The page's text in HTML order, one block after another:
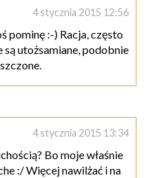
4 stycznia 2015 12:56
pominę :-) Racja, często
są utożsamiane, podobnie
4 stycznia 2015 13:34
Bo moje właśnie
:/ Więcej nawilżać i na